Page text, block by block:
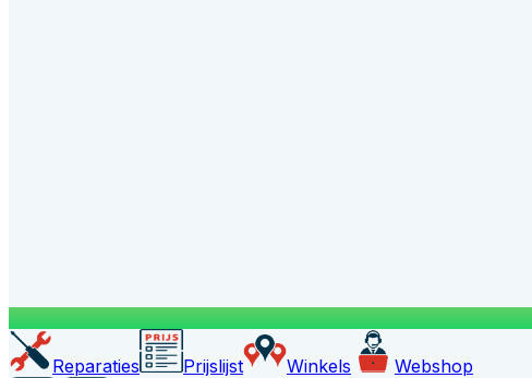
Reparaties Prijslijst Winkels Webshop